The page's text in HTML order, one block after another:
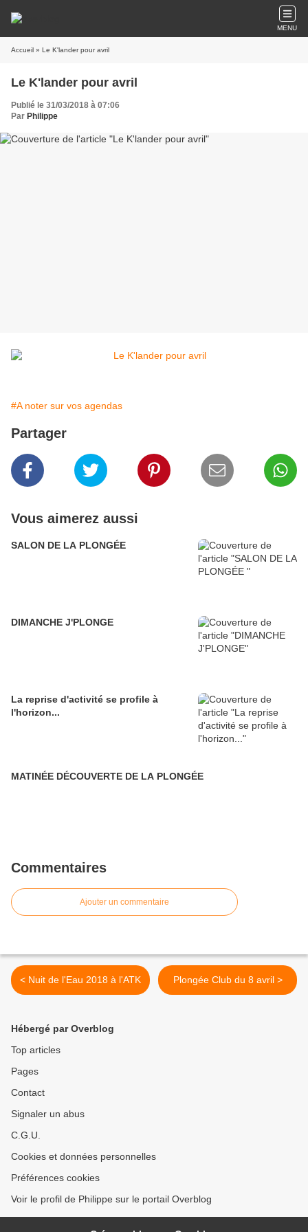
MENU
Accueil » Le K'lander pour avril
Le K'lander pour avril
Publié le 31/03/2018 à 07:06
Par Philippe
#A noter sur vos agendas
Partager
Vous aimerez aussi
SALON DE LA PLONGÉE
DIMANCHE J'PLONGE
La reprise d'activité se profile à
l'horizon...
MATINÉE DÉCOUVERTE DE LA PLONGÉE
Commentaires
Ajouter un commentaire
< Nuit de l'Eau 2018 à l'ATK Plongée Club du 8 avril >
Hébergé par Overblog
Top articles
Pages
Contact
Signaler un abus
C.G.U.
Cookies et données personnelles
Préférences cookies
Voir le profil de Philippe sur le portail Overblog